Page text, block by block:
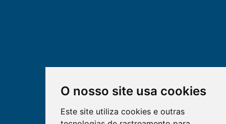
O nosso site usa cookies
Este site utiliza cookies e outras